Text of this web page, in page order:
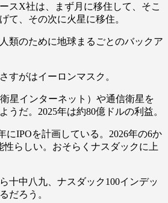
スX社は、まず月に移住して、そこ
て、その次に火星に移住。
類のために地球まるごとのバックア
すがはイーロンマスク。
星インターネット）や通信衛星を
うだ。2025年は約80億ドルの利益。
にIPOを計画している。2026年の6か
性らしい。おそらくナスダックに上
十中八九、ナスダック100インデッ
だろう。